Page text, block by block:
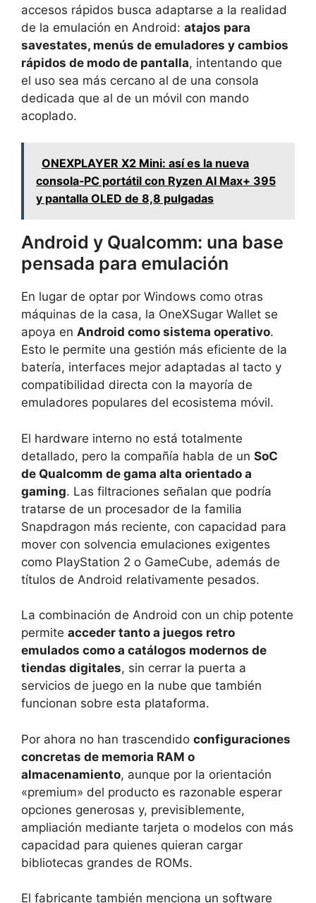
accesos rápidos busca adaptarse a la realidad
de la emulación en Android: atajos para
savestates, menús de emuladores y cambios
rápidos de modo de pantalla, intentando que
el uso sea más cercano al de una consola
dedicada que al de un móvil con mando
acoplado.
ONEXPLAYER X2 Mini: así es la nueva
consola‑PC portátil con Ryzen AI Max+ 395
y pantalla OLED de 8,8 pulgadas
Android y Qualcomm: una base
pensada para emulación
En lugar de optar por Windows como otras
máquinas de la casa, la OneXSugar Wallet se
apoya en Android como sistema operativo.
Esto le permite una gestión más eficiente de la
batería, interfaces mejor adaptadas al tacto y
compatibilidad directa con la mayoría de
emuladores populares del ecosistema móvil.
El hardware interno no está totalmente
detallado, pero la compañía habla de un SoC
de Qualcomm de gama alta orientado a
gaming. Las filtraciones señalan que podría
tratarse de un procesador de la familia
Snapdragon más reciente, con capacidad para
mover con solvencia emulaciones exigentes
como PlayStation 2 o GameCube, además de
títulos de Android relativamente pesados.
La combinación de Android con un chip potente
permite acceder tanto a juegos retro
emulados como a catálogos modernos de
tiendas digitales, sin cerrar la puerta a
servicios de juego en la nube que también
funcionan sobre esta plataforma.
Por ahora no han trascendido configuraciones
concretas de memoria RAM o
almacenamiento, aunque por la orientación
«premium» del producto es razonable esperar
opciones generosas y, previsiblemente,
ampliación mediante tarjeta o modelos con más
capacidad para quienes quieran cargar
bibliotecas grandes de ROMs.
El fabricante también menciona un software